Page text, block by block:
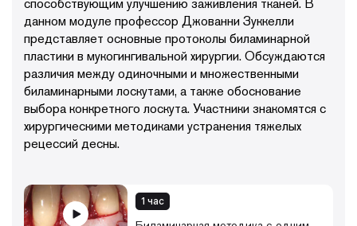
способствующим улучшению заживления тканей. В
данном модуле профессор Джованни Зуккелли
представляет основные протоколы биламинарной
пластики в мукогингивальной хирургии. Обсуждаются
различия между одиночными и множественными
биламинарными лоскутами, а также обоснование
выбора конкретного лоскута. Участники знакомятся с
хирургическими методиками устранения тяжелых
рецессий десны.
1 час